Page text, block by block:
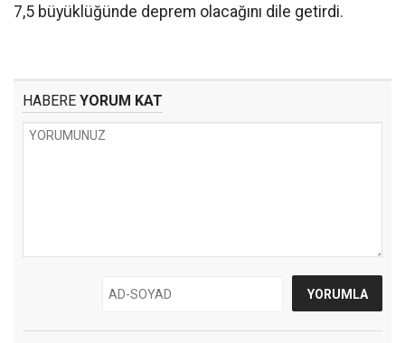
7,5 büyüklüğünde deprem olacağını dile getirdi.
HABERE YORUM KAT